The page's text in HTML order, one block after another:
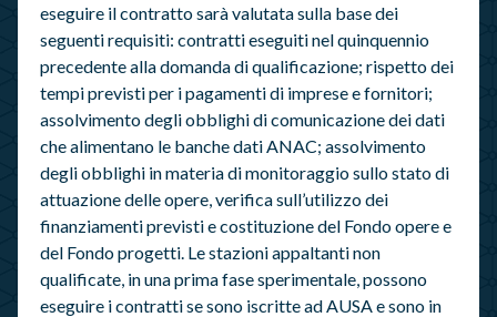
eseguire il contratto sarà valutata sulla base dei
seguenti requisiti: contratti eseguiti nel quinquennio
precedente alla domanda di qualificazione; rispetto dei
tempi previsti per i pagamenti di imprese e fornitori;
assolvimento degli obblighi di comunicazione dei dati
che alimentano le banche dati ANAC; assolvimento
degli obblighi in materia di monitoraggio sullo stato di
attuazione delle opere, verifica sull’utilizzo dei
finanziamenti previsti e costituzione del Fondo opere e
del Fondo progetti. Le stazioni appaltanti non
qualificate, in una prima fase sperimentale, possono
eseguire i contratti se sono iscritte ad AUSA e sono in